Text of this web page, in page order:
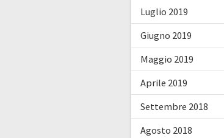
Luglio 2019
Giugno 2019
Maggio 2019
Aprile 2019
Settembre 2018
Agosto 2018